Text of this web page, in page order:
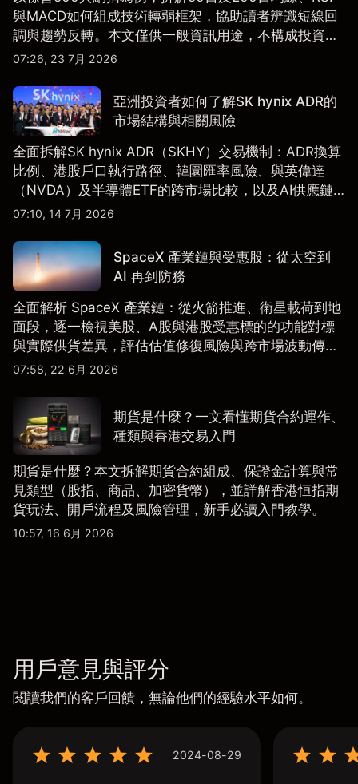
與MACD如何組成技術轉弱框架，協助讀者辨識短線回
調與趨勢反轉。本文僅供一般資訊用途，不構成投資研
究、投資建議或任何交易推薦。
07:26, 23 7月 2026
亞洲投資者如何了解SK hynix ADR的
市場結構與相關風險
全面拆解SK hynix ADR（SKHY）交易機制：ADR換算
比例、港股戶口執行路徑、韓圜匯率風險、與英偉達
（NVDA）及半導體ETF的跨市場比較，以及AI供應鏈
配置框架，適合香港及亞洲投資者參考。
07:10, 14 7月 2026
SpaceX 產業鏈與受惠股：從太空到
AI 再到防務
全面解析 SpaceX 產業鏈：從火箭推進、衛星載荷到地
面段，逐一檢視美股、A股與港股受惠標的的功能對標
與實際供貨差異，評估估值修復風險與跨市場波動傳
導。
07:58, 22 6月 2026
期貨是什麼？一文看懂期貨合約運作、
種類與香港交易入門
期貨是什麼？本文拆解期貨合約組成、保證金計算與常
見類型（股指、商品、加密貨幣），並詳解香港恒指期
貨玩法、開戶流程及風險管理，新手必讀入門教學。
10:57, 16 6月 2026
用戶意見與評分
閱讀我們的客戶回饋，無論他們的經驗水平如何。
2024-08-29